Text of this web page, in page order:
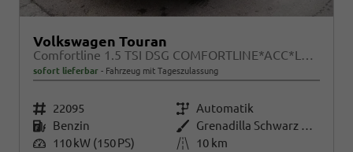
Volkswagen Touran
Comfortline 1.5 TSI DSG COMFORTLINE*ACC*LED*PDC*KAMERA*NAVI*SHZ* 7-SITZER 17-ZOLL
sofort lieferbar Fahrzeug mit Tageszulassung
Fahrzeugnr. 22095 Getriebe Automatik
Kraftstoff Benzin Außenfarbe
Grenadilla Schwarz Metallic
Leistung 110 kW (150 PS) Kilometerstand
10 km